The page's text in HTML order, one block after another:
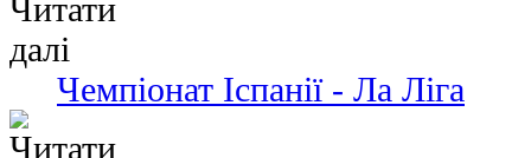
Чемпiонат Іспанії - Ла Ліга